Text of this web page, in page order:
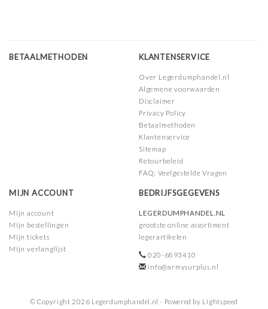
BETAALMETHODEN KLANTENSERVICE
Over Legerdumphandel.nl
Algemene voorwaarden
Disclaimer
Privacy Policy
Betaalmethoden
Klantenservice
Sitemap
Retourbeleid
FAQ: Veelgestelde Vragen
MIJN ACCOUNT
Mijn account
Mijn bestellingen
Mijn tickets
Mijn verlanglijst
BEDRIJFSGEGEVENS
LEGERDUMPHANDEL.NL
grootste online assortiment
legerartikelen
020-6893410
info@armysurplus.nl
© Copyright 2026 Legerdumphandel.nl - Powered by Lightspeed